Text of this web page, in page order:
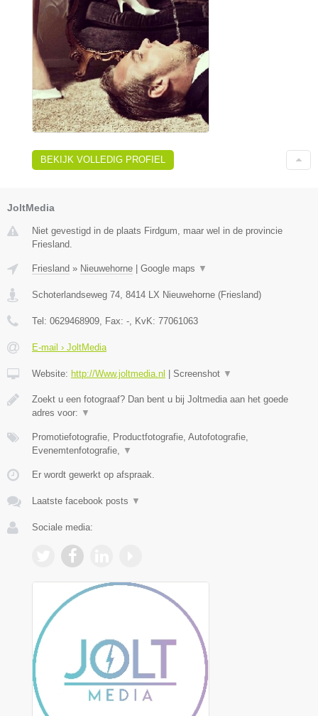
BEKIJK VOLLEDIG PROFIEL
JoltMedia
Niet gevestigd in de plaats Firdgum, maar wel in de provincie
Friesland.
Friesland » Nieuwehorne | Google maps ▼
Schoterlandseweg 74 8414 LX Nieuwehorne (Friesland)
Tel: 0629468909 , Fax: - , KvK: 77061063
E-mail › JoltMedia
Website: http://Www.joltmedia.nl | Screenshot ▼
Zoekt u een fotograaf? Dan bent u bij Joltmedia aan het goede
adres voor: ▼
Promotiefotografie, Productfotografie, Autofotografie,
Evenemtenfotografie,
▼
Er wordt gewerkt op afspraak.
Laatste facebook posts ▼
Sociale media: